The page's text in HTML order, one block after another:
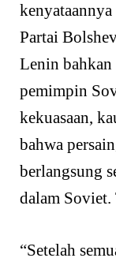
Partai
Lenin
pemimpin
kekuasaan,
bahwa
berlangsung
dalam
“Setelah